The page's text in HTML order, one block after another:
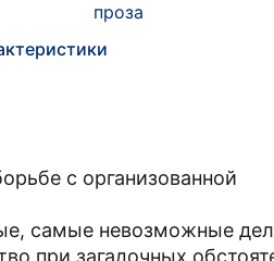
проза
с организованной
самые невозможные
при загадочных